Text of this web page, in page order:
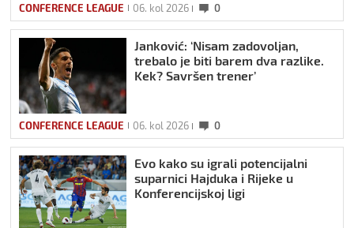
CONFERENCE LEAGUE 06. kol 2026 0
Janković: ‘Nisam zadovoljan,
trebalo je biti barem dva razlike.
Kek? Savršen trener’
CONFERENCE LEAGUE 06. kol 2026 0
Evo kako su igrali potencijalni
suparnici Hajduka i Rijeke u
Konferencijskoj ligi